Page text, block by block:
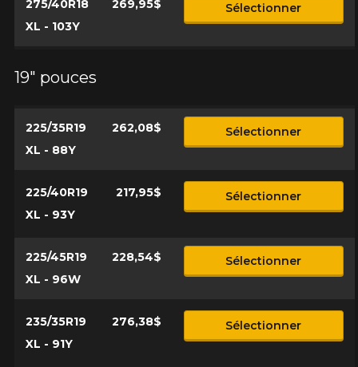
275/40R18
XL - 103Y
269,95$ Sélectionner
19" pouces
225/35R19
XL - 88Y
262,08$ Sélectionner
225/40R19
XL - 93Y
217,95$ Sélectionner
225/45R19
XL - 96W
228,54$ Sélectionner
235/35R19
XL - 91Y
276,38$ Sélectionner